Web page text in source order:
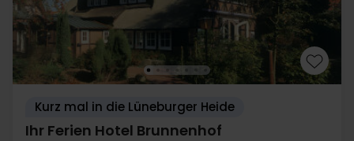
Kurz mal in die Lüneburger Heide
Ihr Ferien Hotel Brunnenhof